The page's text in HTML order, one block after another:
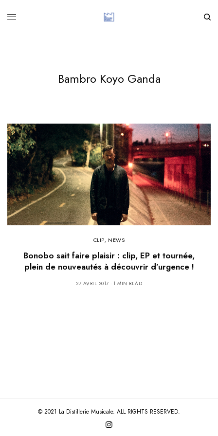
Bambro Koyo Ganda
CLIP, NEWS
Bonobo sait faire plaisir : clip, EP et tournée,
plein de nouveautés à découvrir d’urgence !
27 AVRIL 2017 1 MIN READ
© 2021 La Distillerie Musicale. ALL RIGHTS RESERVED.